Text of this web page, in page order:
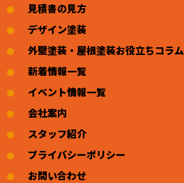
見積書の見方
デザイン塗装
外壁塗装・屋根塗装お役立ちコラム
新着情報一覧
イベント情報一覧
会社案内
スタッフ紹介
プライバシーポリシー
お問い合わせ